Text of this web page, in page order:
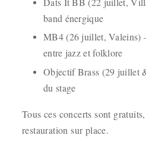
band énergique
MB4 (26 juillet, Valeins)
entre jazz et folklore
Objectif Brass (29 juillet
du stage
Tous ces concerts sont
restauration sur place.